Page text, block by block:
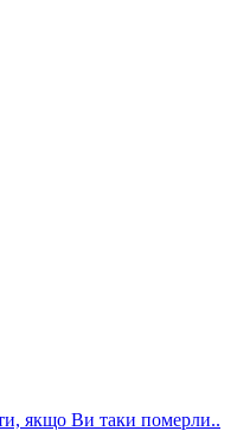
якщо Ви таки померли..